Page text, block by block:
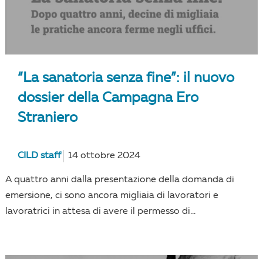
“La sanatoria senza fine”: il nuovo
dossier della Campagna Ero
Straniero
CILD staff 14 ottobre 2024
A quattro anni dalla presentazione della domanda di
emersione, ci sono ancora migliaia di lavoratori e
lavoratrici in attesa di avere il permesso di...